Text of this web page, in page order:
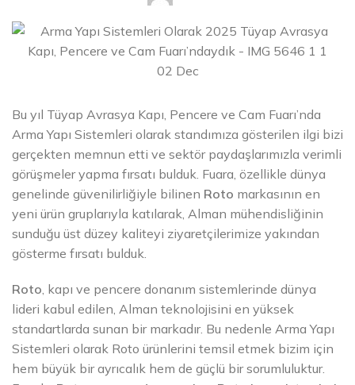
02 Dec
Bu yıl Tüyap Avrasya Kapı, Pencere ve Cam Fuarı’nda
Arma Yapı Sistemleri olarak standımıza gösterilen ilgi bizi
gerçekten memnun etti ve sektör paydaşlarımızla verimli
görüşmeler yapma fırsatı bulduk. Fuara, özellikle dünya
genelinde güvenilirliğiyle bilinen Roto markasının en
yeni ürün gruplarıyla katılarak, Alman mühendisliğinin
sunduğu üst düzey kaliteyi ziyaretçilerimize yakından
gösterme fırsatı bulduk.
Roto, kapı ve pencere donanım sistemlerinde dünya
lideri kabul edilen, Alman teknolojisini en yüksek
standartlarda sunan bir markadır. Bu nedenle Arma Yapı
Sistemleri olarak Roto ürünlerini temsil etmek bizim için
hem büyük bir ayrıcalık hem de güçlü bir sorumluluktur.